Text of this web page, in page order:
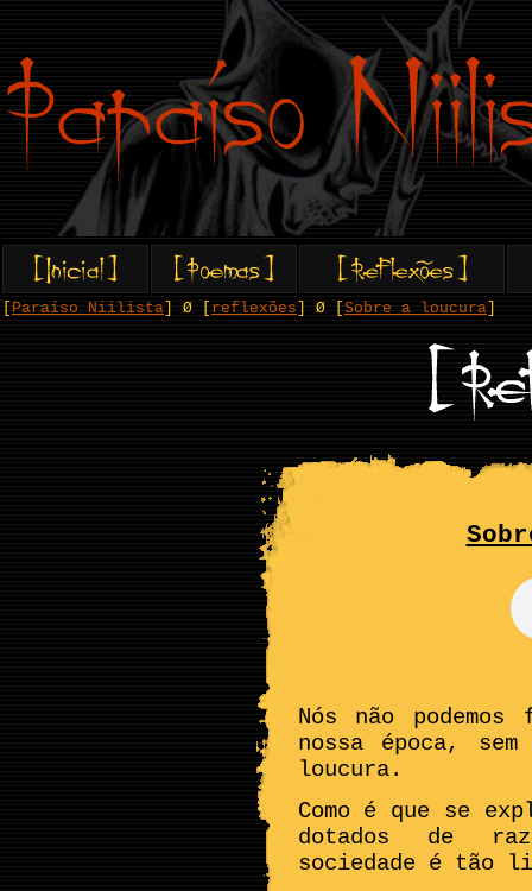
Paraíso Niilista ] Ø [ reflexões ] Ø [ Sobre a loucura
Nós não
nossa época,
loucura.
Como é que se
dotados de
sociedade é tão